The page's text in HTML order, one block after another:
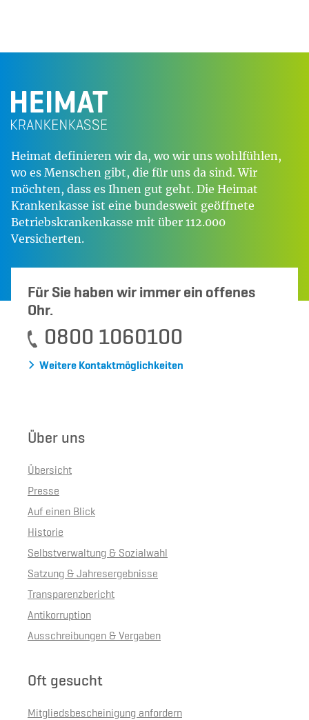
Heimat definieren wir da, wo wir uns wohlfühlen,
wo es Menschen gibt, die für uns da sind. Wir
möchten, dass es Ihnen gut geht. Die Heimat
Krankenkasse ist eine bundesweit geöffnete
Betriebskrankenkasse mit über 112.000
Versicherten.
Für Sie haben wir immer ein offenes
Ohr.
0800 1060100
Weitere Kontaktmöglichkeiten
Über uns
Übersicht
Presse
Auf einen Blick
Historie
Selbstverwaltung & Sozialwahl
Satzung & Jahresergebnisse
Transparenzbericht
Antikorruption
Ausschreibungen & Vergaben
Oft gesucht
Mitgliedsbescheinigung anfordern